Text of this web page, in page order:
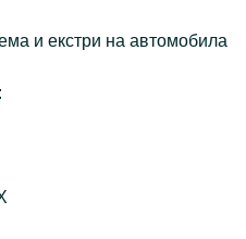
и екстри на автомобила